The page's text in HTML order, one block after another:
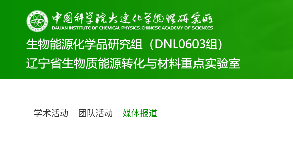
学术活动 团队活动 媒体报道